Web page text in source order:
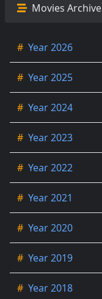
Movies Archive
# Year 2026
# Year 2025
# Year 2024
# Year 2023
# Year 2022
# Year 2021
# Year 2020
# Year 2019
# Year 2018